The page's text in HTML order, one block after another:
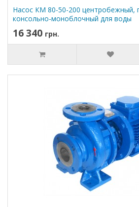
Насос КМ 80-50-200 центробежный,
консольно-моноблочный для воды
16 340 грн.